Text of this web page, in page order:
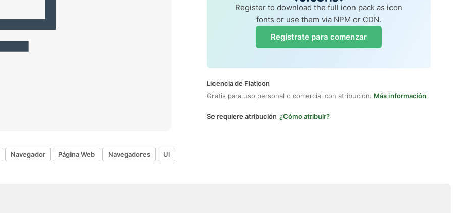
Register to download the full icon pack as icon
fonts or use them via NPM or CDN.
Regístrate para comenzar
Licencia de Flaticon
Gratis para uso personal o comercial con atribución. Más información
Se requiere atribución ¿Cómo atribuir?
Navegador Página Web Navegadores Ui